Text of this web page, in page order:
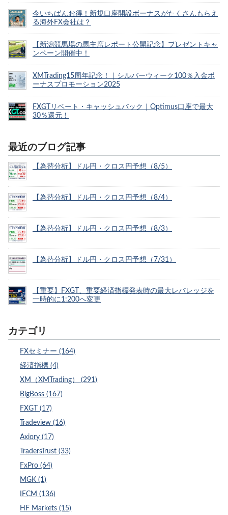
今いちばんお得！新規口座開設ボーナスがたくさんもらえ
る海外FX会社は？
【新潟競馬場の馬主席レポート公開記念】プレゼントキャ
ンペーン開催中！
XMTrading15周年記念！｜シルバーウィーク100％入金ボ
ーナスプロモーション2025
FXGTリベート・キャッシュバック｜Optimus口座で最大
30％還元！
最近のブログ記事
【為替分析】ドル円・クロス円予想（8/5）
【為替分析】ドル円・クロス円予想（8/4）
【為替分析】ドル円・クロス円予想（8/3）
【為替分析】ドル円・クロス円予想（7/31）
【重要】FXGT、重要経済指標発表時の最大レバレッジを
一時的に1:200へ変更
カテゴリ
FXセミナー (164)
経済指標 (4)
XM（XMTrading） (291)
BigBoss (167)
FXGT (17)
Tradeview (16)
Axiory (17)
TradersTrust (33)
FxPro (64)
MGK (1)
IFCM (136)
HF Markets (15)